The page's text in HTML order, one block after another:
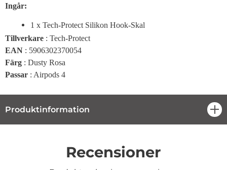
Ingår:
1 x Tech-Protect Silikon Hook-Skal
Tillverkare : Tech-Protect
EAN : 5906302370054
Färg : Dusty Rosa
Passar : Airpods 4
Produktinformation
Recensioner